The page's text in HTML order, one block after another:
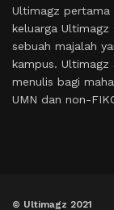
Ultimagz
keluarga Ultimagz
sebuah majalah
kampus.
menulis bagi
UMN dan non-
© Ultimagz 2021